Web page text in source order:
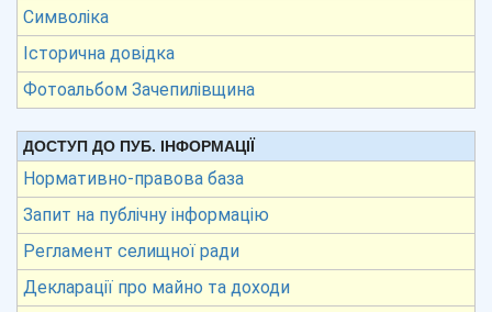
Символіка
Історична довідка
Фотоальбом Зачепилівщина
ДОСТУП ДО ПУБ. ІНФОРМАЦІЇ
Нормативно-правова база
Запит на публічну інформацію
Регламент селищної ради
Декларації про майно та доходи